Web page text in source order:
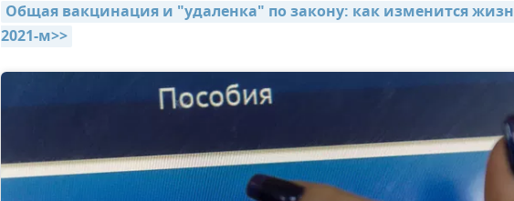
Общая вакцинация и "удаленка" по закону: как изменится
2021-м>>